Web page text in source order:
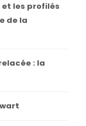
les profilés
de la
: la